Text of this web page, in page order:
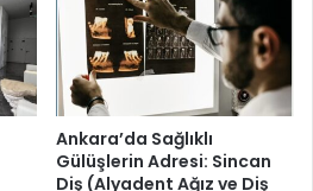
Ankara’da Sağlıklı
Gülüşlerin Adresi: Sincan
Diş (Alyadent Ağız ve Diş